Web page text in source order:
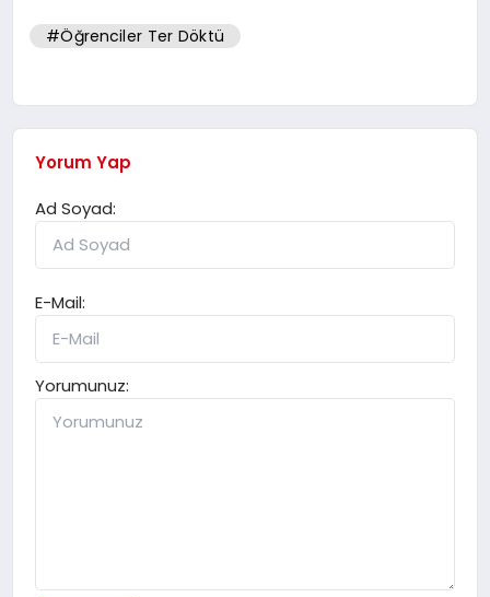
#Öğrenciler Ter Döktü
Yorum Yap
Ad Soyad:
E-Mail:
Yorumunuz: